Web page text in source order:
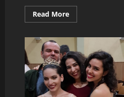
Read MoreRead
more
Frente…
Como?